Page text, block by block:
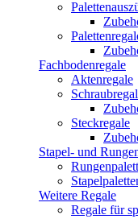
Fachbodenregale
Aktenregale
Steckregale
Stapel- und
Weitere Regale
Regale für